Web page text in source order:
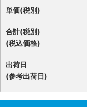
単価(税別)
合計(税別)
(税込価格)
出荷日
(参考出荷日)